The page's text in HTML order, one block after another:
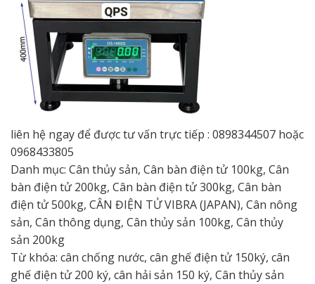
liên hệ ngay để được tư vấn trực tiếp : 0898344507 hoặc
0968433805
Danh mục: Cân thủy sản, Cân bàn điện tử 100kg, Cân
bàn điện tử 200kg, Cân bàn điện tử 300kg, Cân bàn
điện tử 500kg, CÂN ĐIỆN TỬ VIBRA (JAPAN), Cân nông
sản, Cân thông dụng, Cân thủy sản 100kg, Cân thủy
sản 200kg
Từ khóa: cân chống nước, cân ghế điện tử 150ký, cân
ghế điện tử 200 ký, cân hải sản 150 ký, Cân thủy sản